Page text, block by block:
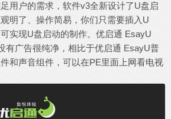
用户的需求，软件v3全新设计了U盘启
明了、操作简易，你们只需要插入U
实现U盘启动的制作。优启通 EsayU
有广告很纯净，相比于优启通 EsayU普
和声音组件，可以在PE里面上网看电视